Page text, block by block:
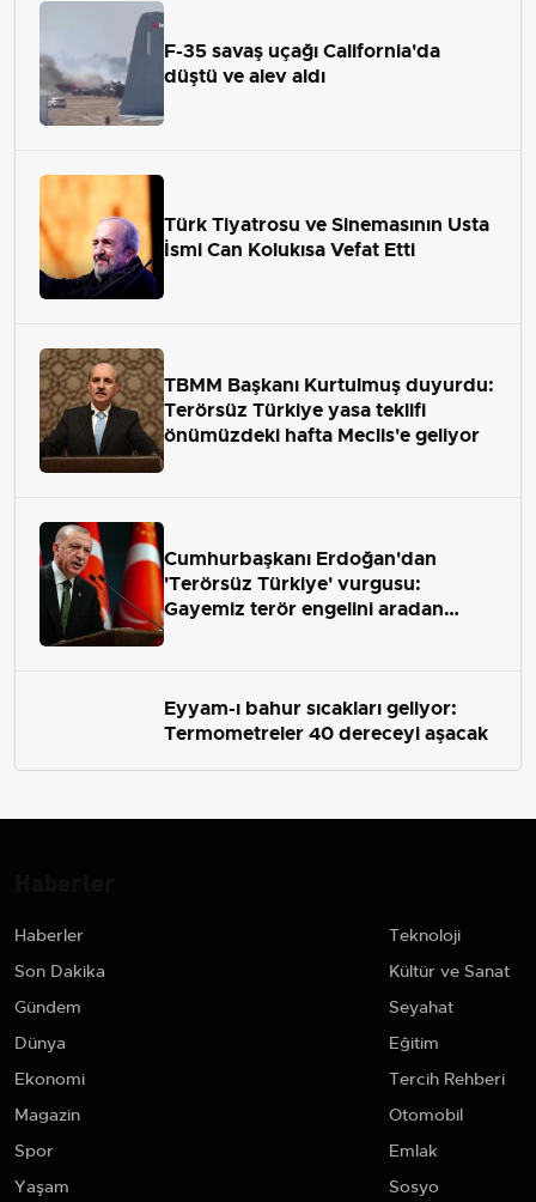
F-35 savaş uçağı California'da
düştü ve alev aldı
Türk Tiyatrosu ve Sinemasının Usta
İsmi Can Kolukısa Vefat Etti
TBMM Başkanı Kurtulmuş duyurdu:
Terörsüz Türkiye yasa teklifi
önümüzdeki hafta Meclis'e geliyor
Cumhurbaşkanı Erdoğan'dan
'Terörsüz Türkiye' vurgusu:
Gayemiz terör engelini aradan
Eyyam-ı bahur sıcakları geliyor:
Termometreler 40 dereceyi aşacak
Haberler
Son Dakika
Gündem
Dünya
Ekonomi
Magazin
Spor
Yaşam
Teknoloji
Kültür ve Sanat
Seyahat
Eğitim
Tercih Rehberi
Otomobil
Emlak
Sosyo